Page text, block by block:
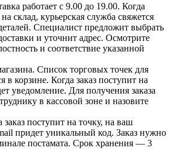
работает с 9.00 до 19.00. Когда
склад, курьерская служба свяжется
Специалист предложит выбрать
и уточнит адрес. Осмотрите
и соответствие указанной
Список торговых точек для
в корзине. Когда заказ поступит на
уведомление. Для получения заказа
в кассовой зоне и назовите
заказ поступит на точку, на ваш
придет уникальный код. Заказ нужно
постамата. Срок хранения — 3